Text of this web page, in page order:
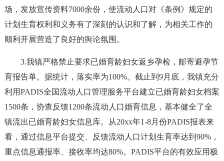
场，发放宣传资料7000余份，使流动人口对《条例》规定的
计划生育权利和义务有了深刻的认识和了解，为相关工作的
顺利开展营造了良好的舆论氛围。
3.我镇严格禁止要求已婚育龄妇女返乡孕检，邮寄避孕节
育报告单。据统计，落实率为100%。截止到9月底，我镇充分
利用PADIS全国流动人口管理服务平台建立已婚育龄妇女档案
1500条，协查反馈1200条流动人口婚育信息，基本健全了全
镇流出已婚育龄妇女信息库。从20xx年1-8月份PADIS报表来
看，通过信息平台提交、反馈流动人口计划生育率达到90%，
重点信息通报率、接收率均达80%。PADIS平台的有效应用极